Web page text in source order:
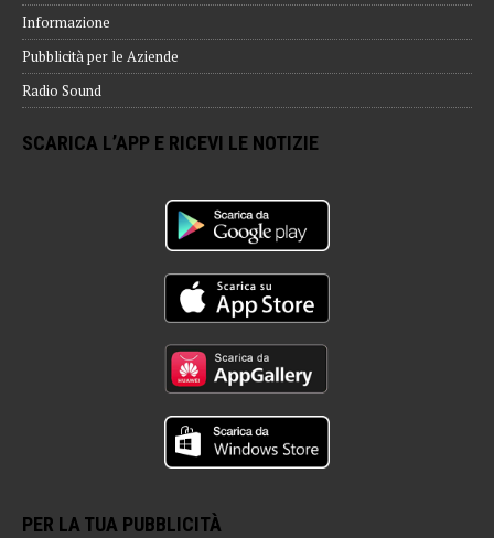
Informazione
Pubblicità per le Aziende
Radio Sound
SCARICA L’APP E RICEVI LE NOTIZIE
PER LA TUA PUBBLICITÀ